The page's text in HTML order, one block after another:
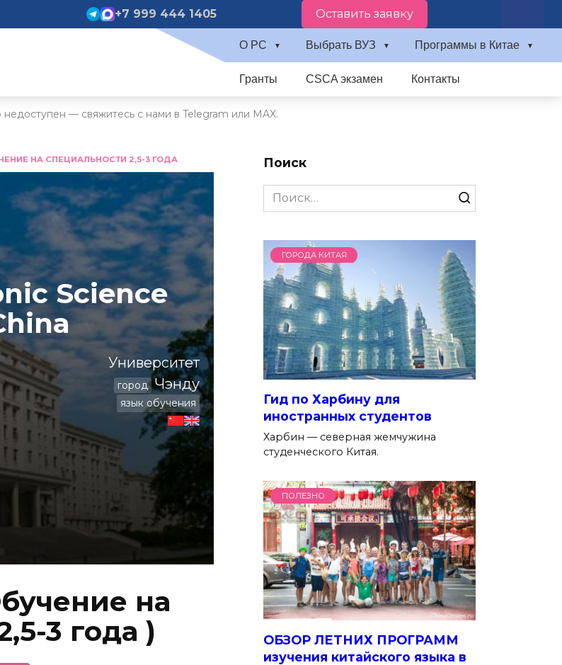
+7 999 444 1405 Оставить заявку
О PC Выбрать ВУЗ Программы в Китае
Гранты CSCA экзамен Контакты
— свяжитесь с нами в Telegram или MAX.
НА СПЕЦИАЛЬНОСТИ 2,5-3 ГОДА
Science
Университет
город Чэнду
язык обучения
на
3 года )
Поиск
Search
for:
ГОРОДА КИТАЯ
Гид по Харбину для
иностранных студентов
Харбин — северная жемчужина
студенческого Китая.
ПОЛЕЗНО
ОБЗОР ЛЕТНИХ ПРОГРАММ
изучения китайского языка в